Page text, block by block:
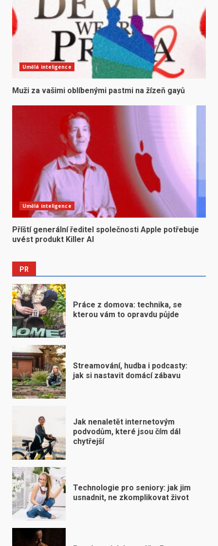
Umělá inteligence
Muži za vašimi oblíbenými pastmi na žízeň gayů
Umělá inteligence
Příští generální ředitel společnosti Apple potřebuje
uvést produkt Killer AI
PR
Práce z domova: technika, se
kterou vám to opravdu půjde
Streamování, hudba i podcasty:
jak si nastavit domácí zábavu
Jak nenaletět internetovým
podvodům, které jsou čím dál
chytřejší
Technologie pro seniory: jak jim
usnadnit, ne zkomplikovat život